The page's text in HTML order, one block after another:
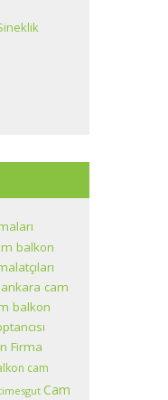
balkon
ankara cam
balkon
Firma
cam
Cam